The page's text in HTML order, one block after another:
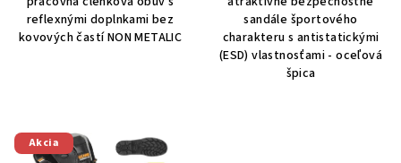
reflexnými doplnkami bez
kovových častí NON METALIC
sandále športového
charakteru s antistatickými
(ESD) vlastnosťami - oceľová
špica
Akcia